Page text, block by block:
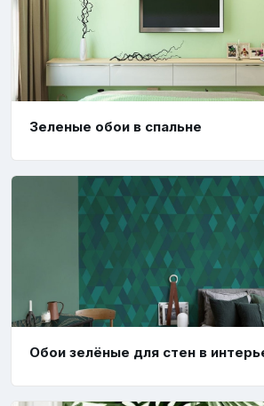
Зеленые обои в спальне
Обои зелёные для стен в